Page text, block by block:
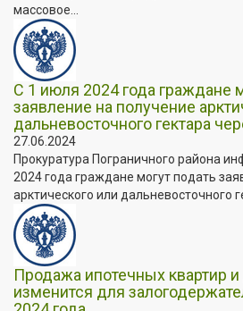
массовое...
С 1 июля 2024 года граждане
заявление на получение
дальневосточного гектара
27.06.2024
Прокуратура Пограничного района
2024 года граждане могут подать
арктического или дальневосточного
Продажа ипотечных квартир
изменится для